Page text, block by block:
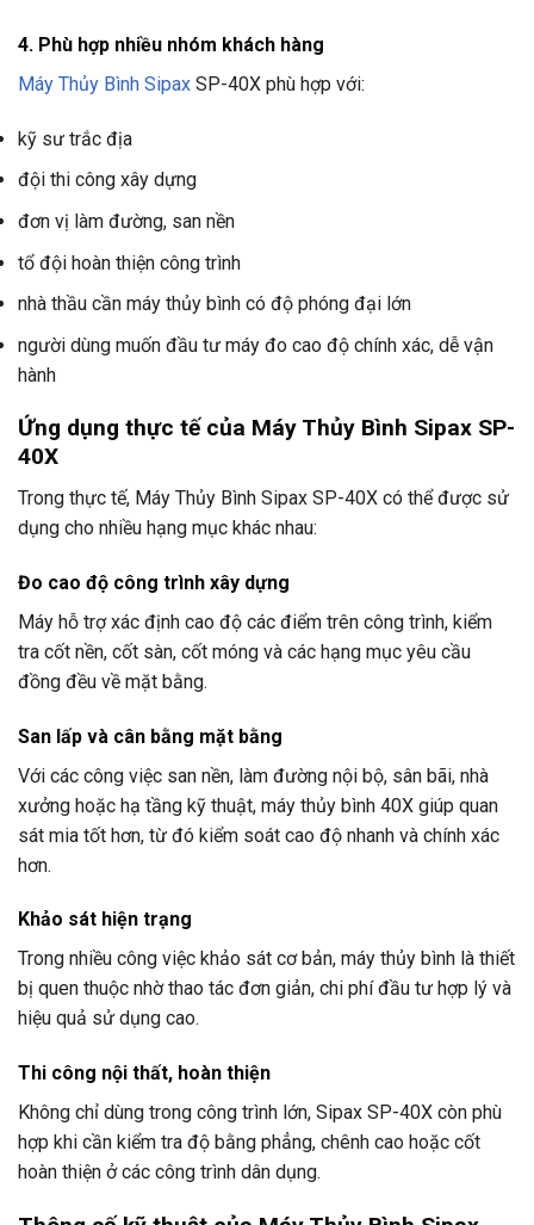
4. Phù hợp nhiều nhóm khách hàng
Máy Thủy Bình Sipax SP-40X phù hợp với:
kỹ sư trắc địa
đội thi công xây dựng
đơn vị làm đường, san nền
tổ đội hoàn thiện công trình
nhà thầu cần máy thủy bình có độ phóng đại lớn
người dùng muốn đầu tư máy đo cao độ chính xác, dễ vận
hành
Ứng dụng thực tế của Máy Thủy Bình Sipax SP-
40X
Trong thực tế, Máy Thủy Bình Sipax SP-40X có thể được sử
dụng cho nhiều hạng mục khác nhau:
Đo cao độ công trình xây dựng
Máy hỗ trợ xác định cao độ các điểm trên công trình, kiểm
tra cốt nền, cốt sàn, cốt móng và các hạng mục yêu cầu
đồng đều về mặt bằng.
San lấp và cân bằng mặt bằng
Với các công việc san nền, làm đường nội bộ, sân bãi, nhà
xưởng hoặc hạ tầng kỹ thuật, máy thủy bình 40X giúp quan
sát mia tốt hơn, từ đó kiểm soát cao độ nhanh và chính xác
hơn.
Khảo sát hiện trạng
Trong nhiều công việc khảo sát cơ bản, máy thủy bình là thiết
bị quen thuộc nhờ thao tác đơn giản, chi phí đầu tư hợp lý và
hiệu quả sử dụng cao.
Thi công nội thất, hoàn thiện
Không chỉ dùng trong công trình lớn, Sipax SP-40X còn phù
hợp khi cần kiểm tra độ bằng phẳng, chênh cao hoặc cốt
hoàn thiện ở các công trình dân dụng.